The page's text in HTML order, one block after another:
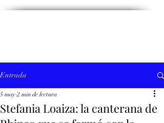
Entrada
Stefania Loaiza: la canterana de
5 may 2 min de lectura